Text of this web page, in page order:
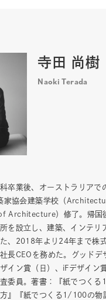
寺田 尚樹
Naoki Terada
卒業後、オーストラリアで
家協会建築学校（
Architecture）修了。帰国
を設立し、建築、インテリ
た、2018年より24年まで株
長CEOを務めた。グッドデ
イン賞（日）、iFデザイン
委員。著書：『紙でつく
』『紙でつくる1/100の物